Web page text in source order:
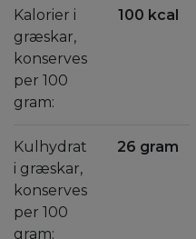
Kalorier i
græskar,
konserves
per 100
gram:
100 kcal
Kulhydrat
i græskar,
konserves
per 100
gram:
26 gram